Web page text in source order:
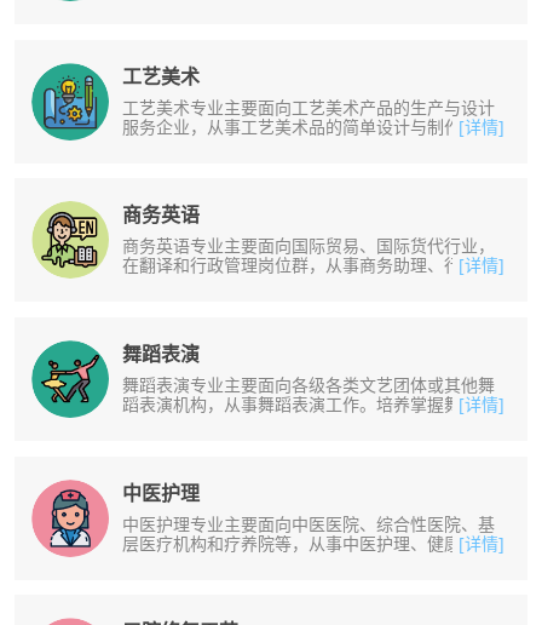
工艺美术
工艺美术专业主要面向工艺美术产品的生产与设计
服务企业，从事工艺美术品的简单设计与制作、礼
[详情]
商务英语
商务英语专业主要面向国际贸易、国际货代行业，
在翻译和行政管理岗位群，从事商务助理、行政助
[详情]
舞蹈表演
舞蹈表演专业主要面向各级各类文艺团体或其他舞
蹈表演机构，从事舞蹈表演工作。培养掌握舞蹈表
[详情]
中医护理
中医护理专业主要面向中医医院、综合性医院、基
层医疗机构和疗养院等，从事中医护理、健康保健
[详情]